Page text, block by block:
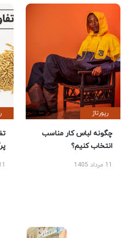
رپورتاژ
چگونه لباس کار مناسب
انتخاب کنیم؟
11 مرداد 1405 11